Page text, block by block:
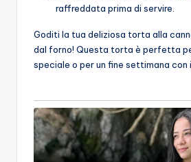
raffreddata prima di servire.
Goditi la tua deliziosa torta alla
dal forno! Questa torta è perfetta
speciale o per un fine settimana con